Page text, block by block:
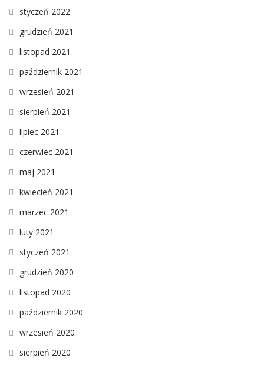
styczeń 2022
grudzień 2021
listopad 2021
październik 2021
wrzesień 2021
sierpień 2021
lipiec 2021
czerwiec 2021
maj 2021
kwiecień 2021
marzec 2021
luty 2021
styczeń 2021
grudzień 2020
listopad 2020
październik 2020
wrzesień 2020
sierpień 2020